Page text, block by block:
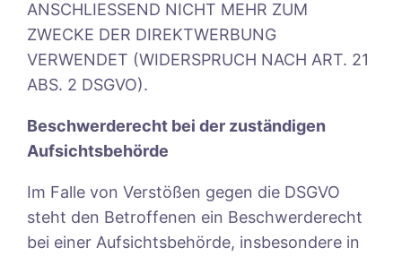
ANSCHLIESSEND NICHT MEHR ZUM
ZWECKE DER DIREKTWERBUNG
VERWENDET (WIDERSPRUCH NACH ART. 21
ABS. 2 DSGVO).
Beschwerderecht bei der zuständigen
Aufsichtsbehörde
Im Falle von Verstößen gegen die DSGVO
steht den Betroffenen ein Beschwerderecht
bei einer Aufsichtsbehörde, insbesondere in